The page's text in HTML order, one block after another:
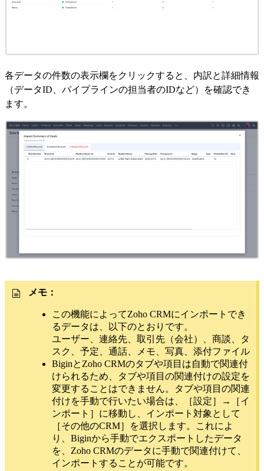
各データの件数の表示欄をクリックすると、内訳と詳細情報
（データID、パイプラインの担当者のIDなど）を確認でき
ます。
メモ：
この機能によってZoho CRMにインポートでき
るデータは、以下のとおりです。
ユーザー、連絡先、取引先（会社）、商談、タ
スク、予定、通話、メモ、写真、添付ファイル
BiginとZoho CRMのタブや項目は自動で関連付
けられるため、タブや項目の関連付けの設定を
変更することはできません。タブや項目の関連
付けを手動で行いたい場合は、［設定］→［イ
ンポート］に移動し、インポート対象として
［その他のCRM］を選択します。これによ
り、Biginから手動でエクスポートしたデータ
を、Zoho CRMのデータに手動で関連付けて、
インポートすることが可能です。